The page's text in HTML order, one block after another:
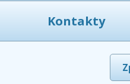
Kontakty